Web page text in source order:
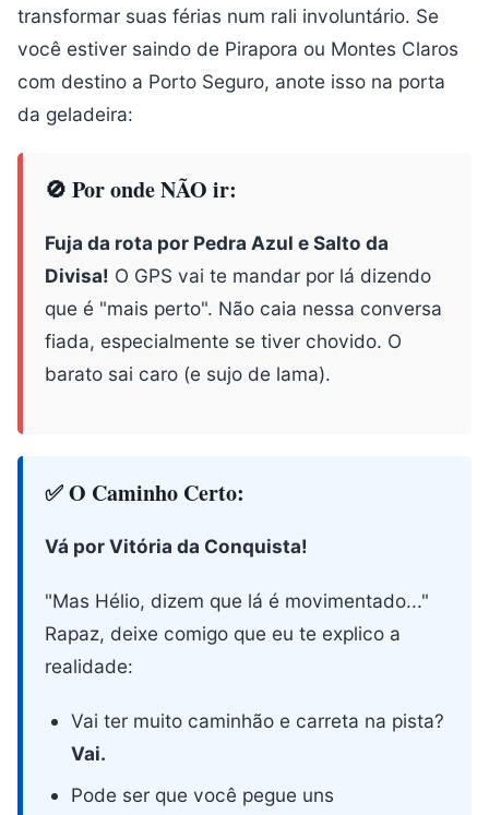
transformar suas férias num rali involuntário. Se
você estiver saindo de Pirapora ou Montes Claros
com destino a Porto Seguro, anote isso na porta
da geladeira:
🚫 Por onde NÃO ir:
Fuja da rota por Pedra Azul e Salto da
Divisa! O GPS vai te mandar por lá dizendo
que é "mais perto". Não caia nessa conversa
fiada, especialmente se tiver chovido. O
barato sai caro (e sujo de lama).
✅ O Caminho Certo:
Vá por Vitória da Conquista!
"Mas Hélio, dizem que lá é movimentado..."
Rapaz, deixe comigo que eu te explico a
realidade:
Vai ter muito caminhão e carreta na pista?
Vai.
Pode ser que você pegue uns